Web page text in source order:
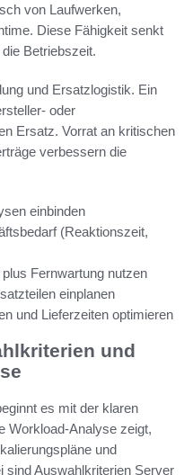
von Laufwerken,
Diese Fähigkeit senkt
Betriebszeit.
und Ersatzlogistik. Ein
oder
Ersatz. Vorrat an kritischen
verbessern die
einbinden
(Reaktionszeit,
Fernwartung nutzen
einplanen
und Lieferzeiten optimieren
und
es mit der klaren
Workload-Analyse zeigt,
und
sind Auswahlkriterien Server